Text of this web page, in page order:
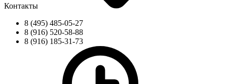
Контакты
8 (495) 485-05-27
8 (916) 520-58-88
8 (916) 185-31-73